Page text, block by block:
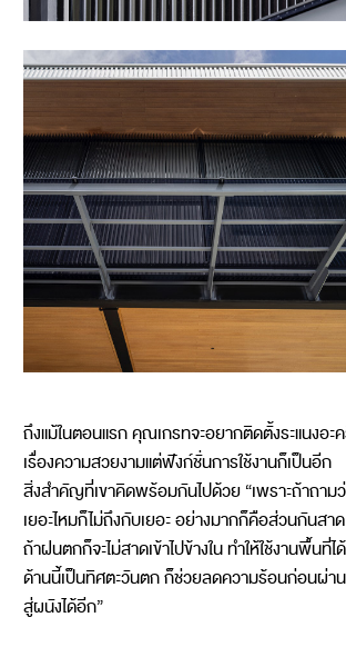
ถึงแม้ในตอนแรก คุณเกรทจะอยากติดตั้งระแนงอ
เรื่องความสวยงามแต่ฟังก์ชั่นการใช้งานก็เป็นอีก
สิ่งสำคัญที่เขาคิดพร้อมกันไปด้วย “เพราะถ้าถาม
เยอะไหมก็ไม่ถึงกับเยอะ อย่างมากก็คือส่วนกันสาด
ถ้าฝนตกก็จะไม่สาดเข้าไปข้างใน ทำให้ใช้งานพื้น
ด้านนี้เป็นทิศตะวันตก ก็ช่วยลดความร้อนก่อนผ่าน
สู่ผนังได้อีก”